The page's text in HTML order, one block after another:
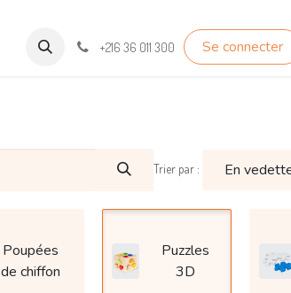
Wamia Marketpalce TEST_WHATSAPP
+216 36 011 300 Se connecter
Trier par : En
Poupées
de chiffon
Puzzles
3D